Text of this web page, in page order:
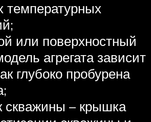
температурных
или поверхностный
агрегата зависит
глубоко пробурена
скважины – крышка